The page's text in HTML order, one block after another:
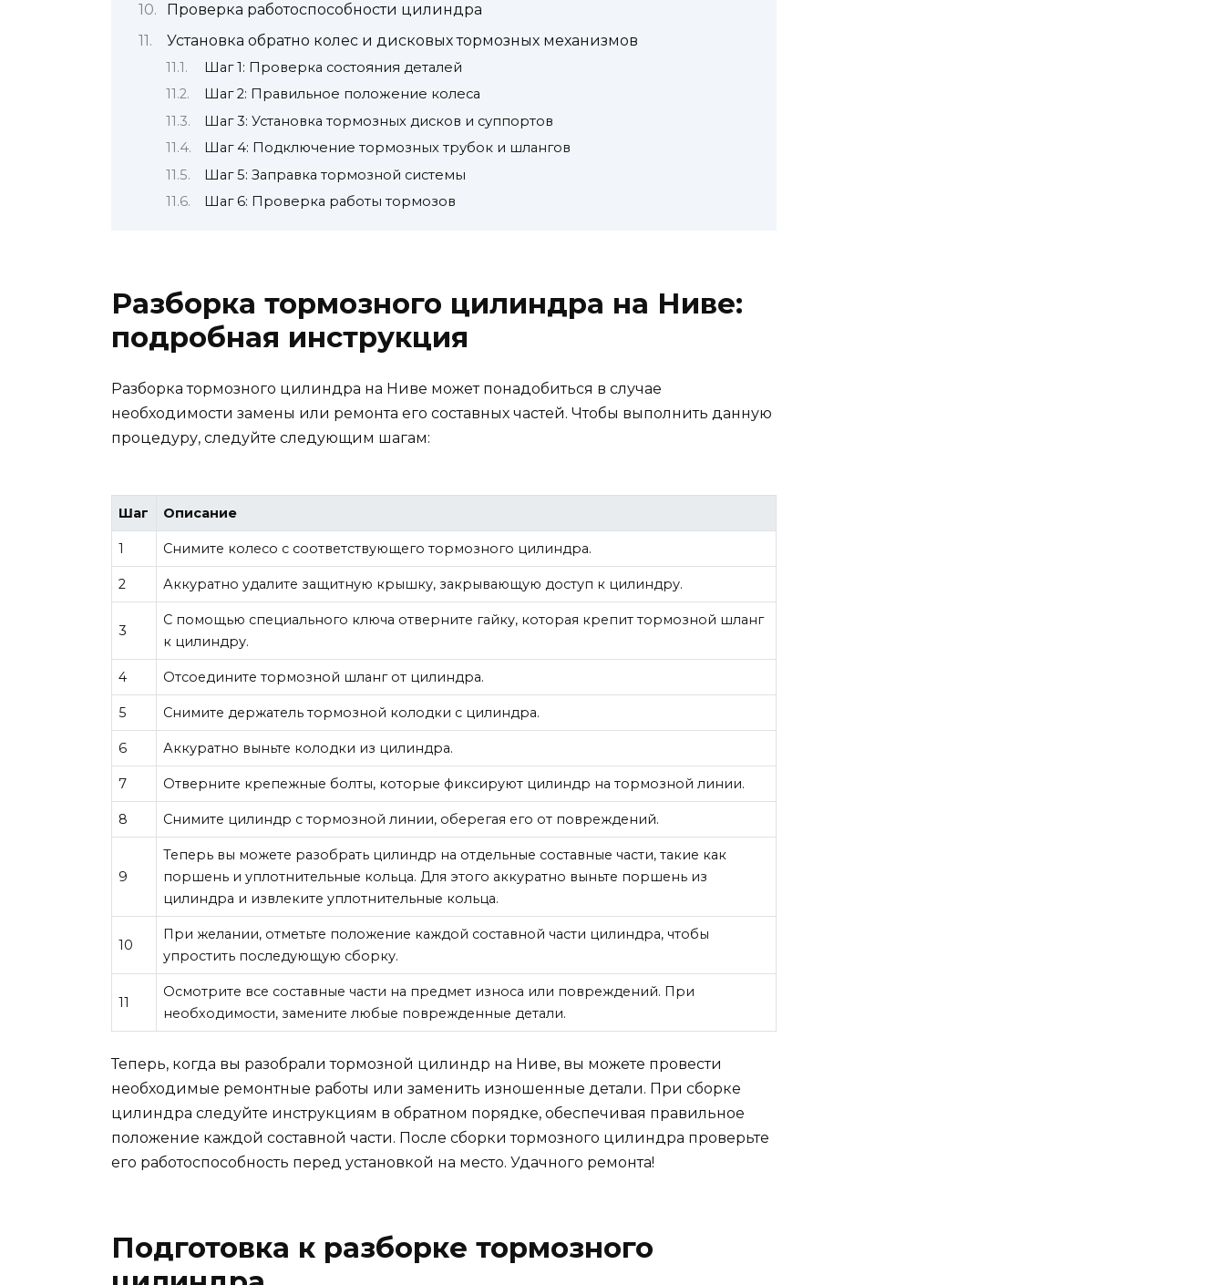
Проверка работоспособности цилиндра
Установка обратно колес и дисковых тормозных механизмов
Шаг 1: Проверка состояния деталей
Шаг 2: Правильное положение колеса
Шаг 3: Установка тормозных дисков и суппортов
Шаг 4: Подключение тормозных трубок и шлангов
Шаг 5: Заправка тормозной системы
Шаг 6: Проверка работы тормозов
Разборка тормозного цилиндра на Ниве:
подробная инструкция
Разборка тормозного цилиндра на Ниве может понадобиться в случае
необходимости замены или ремонта его составных частей. Чтобы выполнить данную
процедуру, следуйте следующим шагам:
Шаг Описание
1 Снимите колесо с соответствующего тормозного цилиндра.
2 Аккуратно удалите защитную крышку, закрывающую доступ к цилиндру.
3
С помощью специального ключа отверните гайку, которая крепит тормозной шланг
к цилиндру.
4 Отсоедините тормозной шланг от цилиндра.
5 Снимите держатель тормозной колодки с цилиндра.
6 Аккуратно выньте колодки из цилиндра.
7 Отверните крепежные болты, которые фиксируют цилиндр на тормозной линии.
8 Снимите цилиндр с тормозной линии, оберегая его от повреждений.
9
Теперь вы можете разобрать цилиндр на отдельные составные части, такие как
поршень и уплотнительные кольца. Для этого аккуратно выньте поршень из
цилиндра и извлеките уплотнительные кольца.
10
При желании, отметьте положение каждой составной части цилиндра, чтобы
упростить последующую сборку.
11
Осмотрите все составные части на предмет износа или повреждений. При
необходимости, замените любые поврежденные детали.
Теперь, когда вы разобрали тормозной цилиндр на Ниве, вы можете провести
необходимые ремонтные работы или заменить изношенные детали. При сборке
цилиндра следуйте инструкциям в обратном порядке, обеспечивая правильное
положение каждой составной части. После сборки тормозного цилиндра проверьте
его работоспособность перед установкой на место. Удачного ремонта!
Подготовка к разборке тормозного